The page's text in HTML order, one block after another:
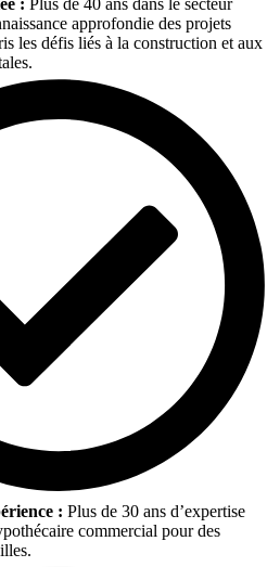
approfondie des projets
les défis liés à la construction et aux
: Plus de 30 ans d’expertise
commercial pour des